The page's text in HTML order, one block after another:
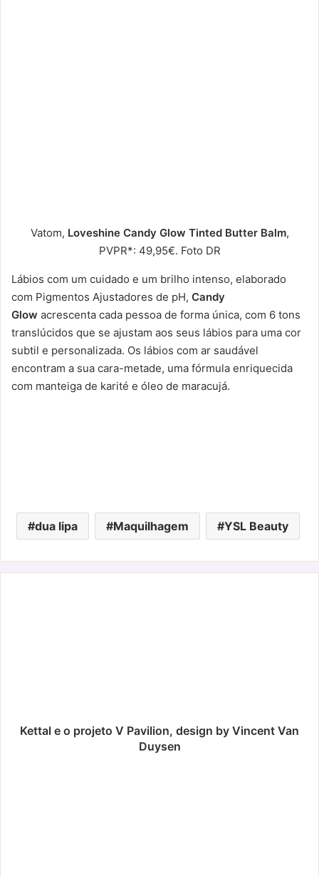
Vatom, Loveshine Candy Glow Tinted Butter Balm,
PVPR*: 49,95€. Foto DR
Lábios com um cuidado e um brilho intenso, elaborado
com Pigmentos Ajustadores de pH, Candy
Glow acrescenta cada pessoa de forma única, com 6 tons
translúcidos que se ajustam aos seus lábios para uma cor
subtil e personalizada. Os lábios com ar saudável
encontram a sua cara-metade, uma fórmula enriquecida
com manteiga de karité e óleo de maracujá.
dua lipa Maquilhagem YSL Beauty
VanKettal e o projeto V Pavilion, design by Vincent Van
Duysen